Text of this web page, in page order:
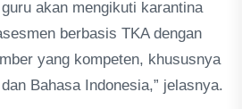
akan mengikuti karantina
berbasis TKA dengan
yang kompeten, khususnya
Bahasa Indonesia,” jelasnya.